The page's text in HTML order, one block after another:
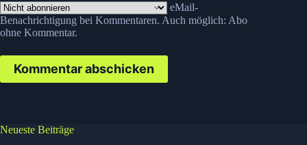
eMail-
Benachrichtigung bei Kommentaren. Auch möglich: Abo
ohne Kommentar.
Kommentar abschicken
Neueste Beiträge